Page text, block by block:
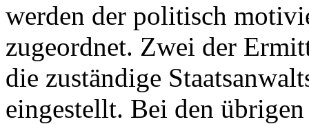
werden der politisch
zugeordnet. Zwei der
die zuständige
eingestellt. Bei den